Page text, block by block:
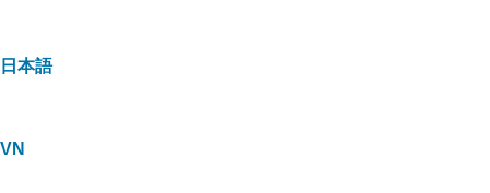
日本語
VN